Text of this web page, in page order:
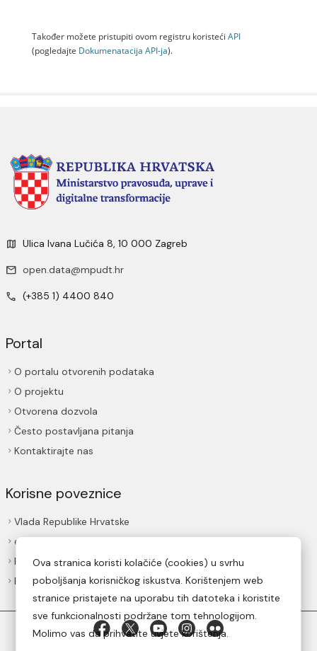
Također možete pristupiti ovom registru koristeći API
(pogledajte Dokumenаtаcijа API-jа).